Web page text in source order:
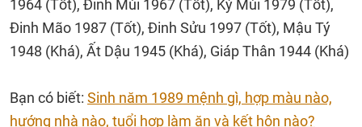
1964 (Tốt), Đinh Mùi 1967 (Tốt), Kỷ Mùi 1979 (Tốt),
Đinh Mão 1987 (Tốt), Đinh Sửu 1997 (Tốt), Mậu Tý
1948 (Khá), Ất Dậu 1945 (Khá), Giáp Thân 1944 (Khá)
Bạn có biết: Sinh năm 1989 mệnh gì, hợp màu nào,
hướng nhà nào, tuổi hợp làm ăn và kết hôn nào?